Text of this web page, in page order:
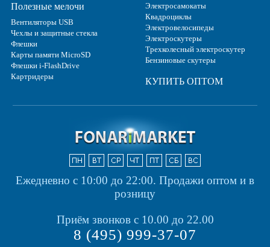
Полезные мелочи
Вентиляторы USB
Чехлы и защитные стекла
Флешки
Карты памяти MicroSD
Флешки i-FlashDrive
Картридеры
Электросамокаты
Квадроциклы
Электровелосипеды
Электроскутеры
Трехколесный электроскутер
Бензиновые скутеры
КУПИТЬ ОПТОМ
Ежедневно с 10:00 до 22:00. Продажи оптом и в
розницу
Приём звонков с 10.00 до 22.00
8 (495) 999-37-07